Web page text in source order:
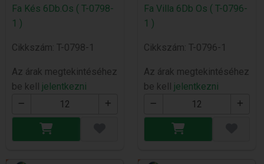
Fa Kés 6Db.Os ( T-0798-
1 )
Cikkszám: T-0798-1
Az árak megtekintéséhez
be kell jelentkezni
Fa Villa 6Db Os ( T-0796-
1 )
Cikkszám: T-0796-1
Az árak megtekintéséhez
be kell jelentkezni